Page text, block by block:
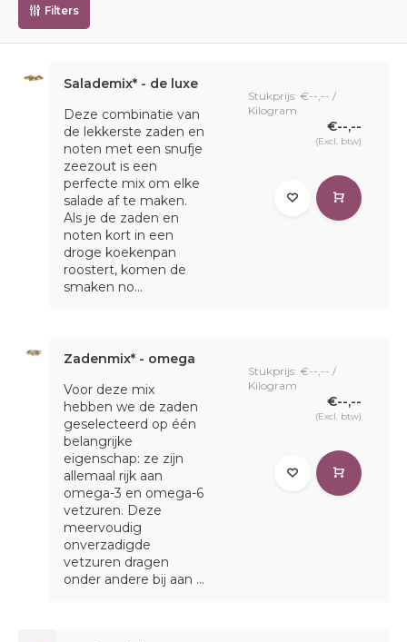
Filters
Salademix* - de luxe
Deze combinatie van
de lekkerste zaden en
noten met een snufje
zeezout is een
perfecte mix om elke
salade af te maken.
Als je de zaden en
noten kort in een
droge koekenpan
roostert, komen de
smaken no...
Stukprijs: €--,-- /
Kilogram
€--,--
(Excl. btw)
Zadenmix* - omega
Voor deze mix
hebben we de zaden
geselecteerd op één
belangrijke
eigenschap: ze zijn
allemaal rijk aan
omega-3 en omega-6
vetzuren. Deze
meervoudig
onverzadigde
vetzuren dragen
onder andere bij aan ...
Stukprijs: €--,-- /
Kilogram
€--,--
(Excl. btw)